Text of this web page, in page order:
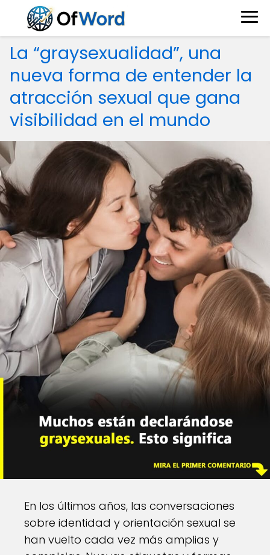
La “graysexualidad”, una
nueva forma de entender la
atracción sexual que gana
visibilidad en el mundo
En los últimos años, las conversaciones
sobre identidad y orientación sexual se
han vuelto cada vez más amplias y